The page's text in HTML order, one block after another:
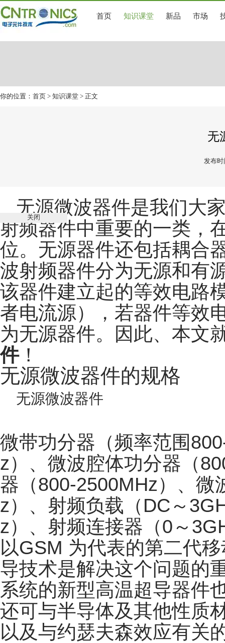
首页 知识课堂 新品 市场
你的位置： 首页 > 知识课堂 > 正文
无
发布时
无源微波器件是我们大
射频器件中重要的一类，
位。无源器件还包括耦合
波射频器件分为无源和有
该器件建立起的等效电路
者电流源），若器件等效
为无源器件。
因此、本文
件！
无源微波器件的规格
无源微波器件
微带功分器（频率范围
z）、微波腔体功分器（
器（800-2500MHz）、微
z）、射频负载（DC～
z）、射频连接器（0～
以GSM 为代表的第二代
导技术是解决这个问题的
系统的新型高温超导器件
还可与半导体及其他性质
以及与约瑟夫森效应有关
关闭